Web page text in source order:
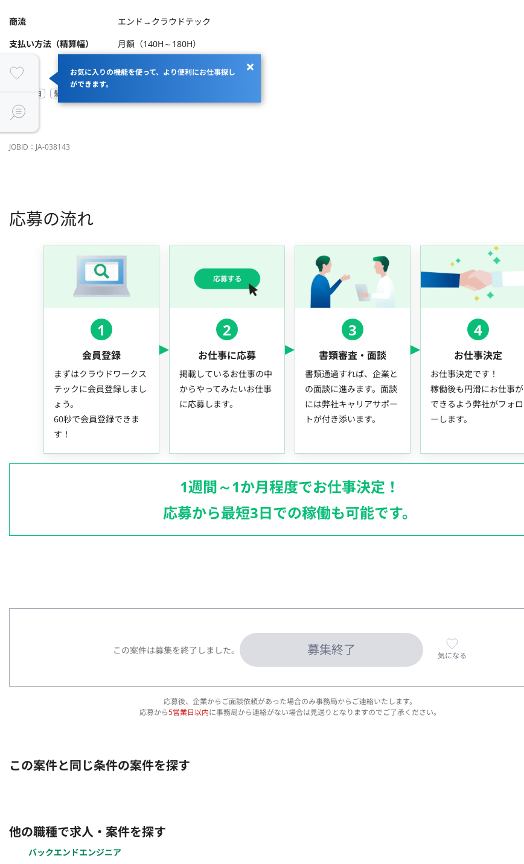
お気に入りの機能を使って、より便利にお仕事探し
ができます。
商流
エンド→クラウドテック
支払い方法（精算幅）
月額（140H～180H）
服装自由 髪型自由
JOBID：JA-038143
応募の流れ
1
会員登録
まずはクラウドワークス
テックに会員登録しまし
ょう。
60秒で会員登録できま
す！
2
お仕事に応募
掲載しているお仕事の中
からやってみたいお仕事
に応募します。
3
書類審査・面談
書類通過すれば、企業と
の面談に進みます。面談
には弊社キャリアサポー
トが付き添います。
4
お仕事決定
お仕事決定です！
稼働後も円滑にお仕事が
できるよう弊社がフォロ
ーします。
1週間～1か月程度でお仕事決定！
応募から最短3日での稼働も可能です。
この案件は募集を終了しました。 募集終了 気になる
応募後、企業からご面談依頼があった場合のみ事務局からご連絡いたします。
応募から5営業日以内に事務局から連絡がない場合は見送りとなりますのでご了承ください。
この案件と同じ条件の案件を探す
他の職種で求人・案件を探す
バックエンドエンジニア